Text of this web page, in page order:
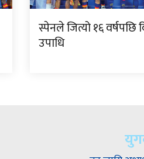
स्पेनले जित्यो १६ वर्षपछि
उपाधि